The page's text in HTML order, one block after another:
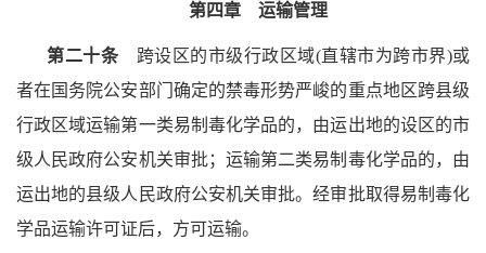
第四章 运输管理
第二十条跨设区的市级行政区域(直辖市为跨市界)或
者在国务院公安部门确定的禁毒形势严峻的重点地区跨县级
行政区域运输第一类易制毒化学品的，由运出地的设区的市
级人民政府公安机关审批；运输第二类易制毒化学品的，由
运出地的县级人民政府公安机关审批。经审批取得易制毒化
学品运输许可证后，方可运输。